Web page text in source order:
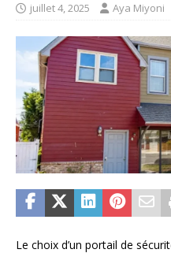
juillet 4, 2025 Aya Miyoni
Le choix d’un portail de